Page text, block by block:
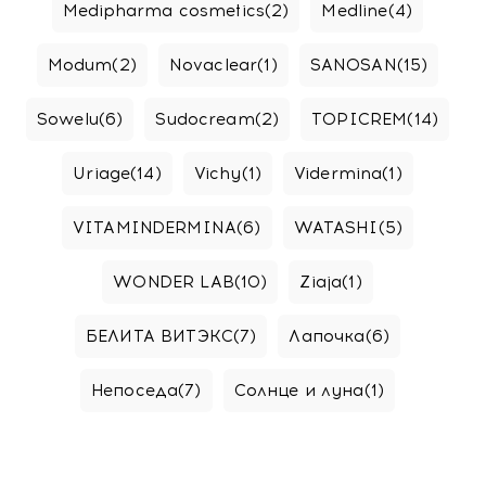
Medipharma cosmetics(2) Medline(4)
Modum(2) Novaclear(1) SANOSAN(15)
Sowelu(6) Sudocream(2) TOPICREM(14)
Uriage(14) Vichy(1) Vidermina(1)
VITAMINDERMINA(6) WATASHI(5)
WONDER LAB(10) Ziaja(1)
БЕЛИТА ВИТЭКС(7) Лапочка(6)
Непоседа(7) Солнце и луна(1)